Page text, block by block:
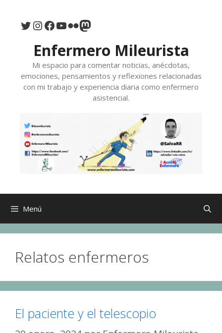
contenido
Twitter
Instagram
Facebook
YouTube
FlickrMastodon
Enfermero Mileurista
Mi espacio para comentar noticias, anécdotas,
emociones, pensamientos y reflexiones relacionadas
con mi trabajo y experiencia diaria como enfermero
asistencial.
Menú
Relatos enfermeros
El paciente y el telescopio